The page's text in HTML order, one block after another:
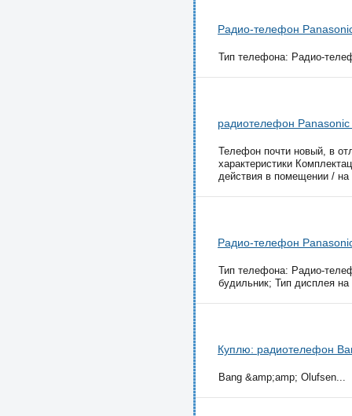
Радио-телефон
Тип телефона: Радио-
радиотелефон
Телефон почти новый, в
характеристики
действия в помещении / на
Радио-телефон
Тип телефона: Радио-
будильник; Тип дисплея
Куплю: радиотелефон
Bang &amp;amp; Olufsen...